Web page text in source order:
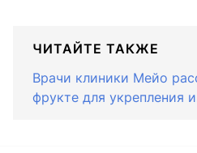
ЧИТАЙТЕ ТАКЖЕ
Врачи клиники Мейо
фрукте для укрепления